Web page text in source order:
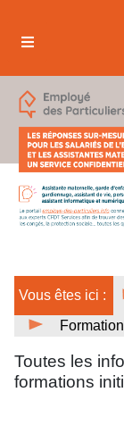
Vous êtes ici :
Formation
Toutes les
formations